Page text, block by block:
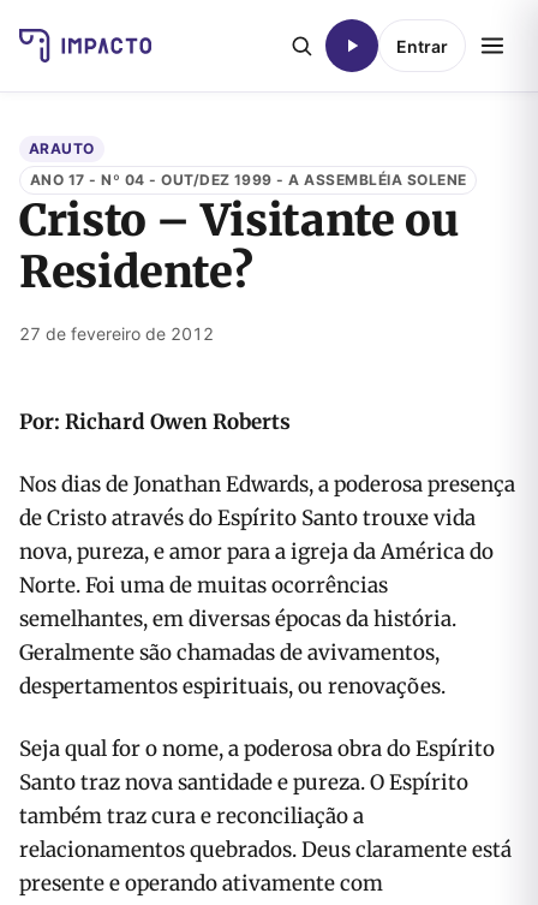
Entrar
ARAUTO
ANO 17 - Nº 04 - OUT/DEZ 1999 - A ASSEMBLÉIA SOLENE
Cristo – Visitante ou
Residente?
27 de fevereiro de 2012
Por: Richard Owen Roberts
Nos dias de Jonathan Edwards, a poderosa presença
de Cristo através do Espírito Santo trouxe vida
nova, pureza, e amor para a igreja da América do
Norte. Foi uma de muitas ocorrências
semelhantes, em diversas épocas da história.
Geralmente são chamadas de avivamentos,
despertamentos espirituais, ou renovações.
Seja qual for o nome, a poderosa obra do Espírito
Santo traz nova santidade e pureza. O Espírito
também traz cura e reconciliação a
relacionamentos quebrados. Deus claramente está
presente e operando ativamente com